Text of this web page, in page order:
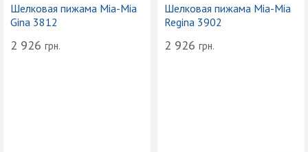
Шелковая пижама Mia-Mia
Gina 3812
2 926 грн.
Шелковая пижама Mia-Mia
Regina 3902
2 926 грн.